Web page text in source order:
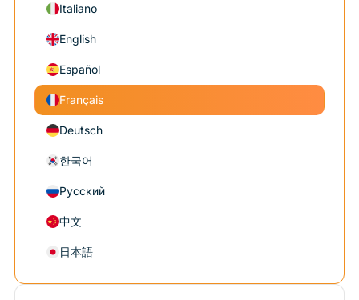
Italiano
English
Español
Français
Deutsch
한국어
Русский
中文
日本語